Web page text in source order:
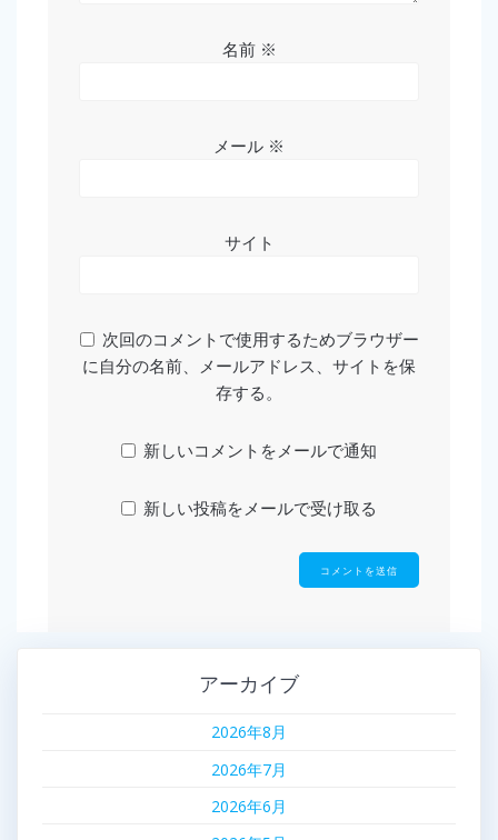
名前 ※
メール ※
サイト
次回のコメントで使用するためブラウザー
に自分の名前、メールアドレス、サイトを保
存する。
新しいコメントをメールで通知
新しい投稿をメールで受け取る
アーカイブ
2026年8月
2026年7月
2026年6月